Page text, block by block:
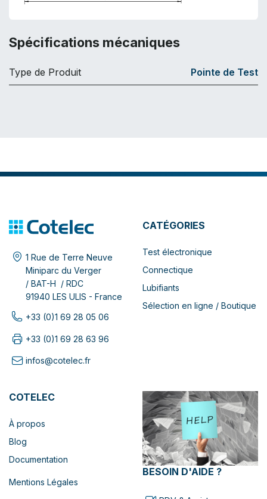
Spécifications mécaniques
Type de Produit Pointe de Test
1 Rue de Terre Neuve
Miniparc du Verger
/ BAT-H / RDC
91940 LES ULIS - France
+33 (0)1 69 28 05 06
+33 (0)1 69 28 63 96
infos@cotelec.fr
CATÉGORIES
Test électronique
Connectique
Lubifiants
Sélection en ligne / Boutique
COTELEC
À propos
Blog
Documentation
Mentions Légales
BESOIN D'AIDE ?